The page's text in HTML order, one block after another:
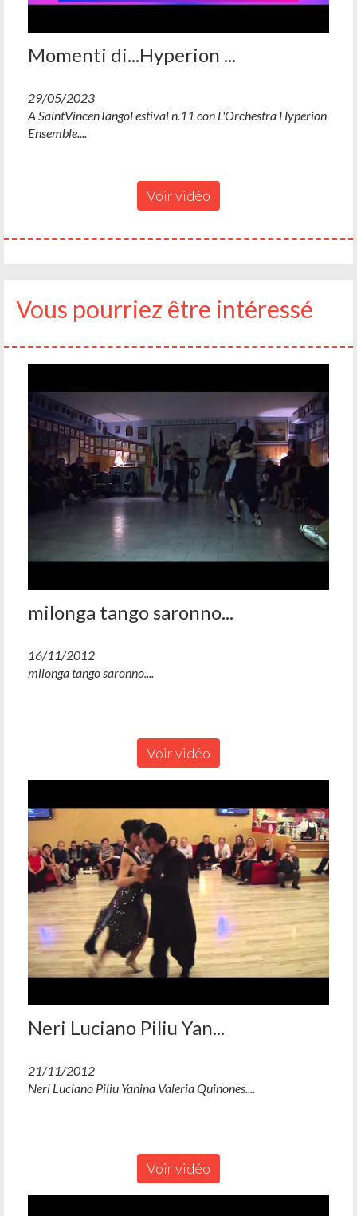
Momenti di...Hyperion ...
29/05/2023
A SaintVincenTangoFestival n.11 con L'Orchestra Hyperion
Ensemble....
Voir vidéo
Vous pourriez être intéressé
milonga tango saronno...
16/11/2012
milonga tango saronno....
Voir vidéo
Neri Luciano Piliu Yan...
21/11/2012
Neri Luciano Piliu Yanina Valeria Quinones....
Voir vidéo